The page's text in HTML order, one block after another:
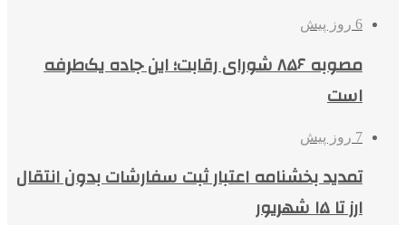
6 روز پیش
مصوبه ۸۵۶ شورای رقابت؛ این جاده یک‌طرفه
است
7 روز پیش
تمدید بخشنامه اعتبار ثبت سفارشات بدون انتقال
ارز تا ۱۵ شهریور